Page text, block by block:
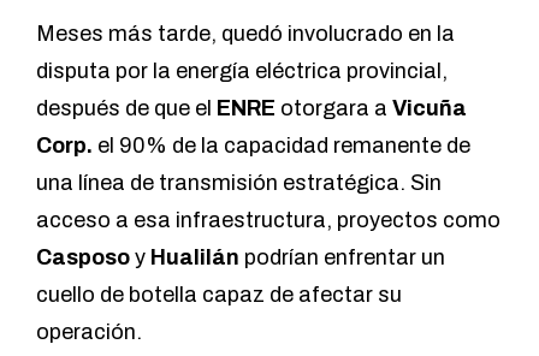
Meses más tarde, quedó involucrado en la
disputa por la energía eléctrica provincial,
después de que el ENRE otorgara a Vicuña
Corp. el 90% de la capacidad remanente de
una línea de transmisión estratégica. Sin
acceso a esa infraestructura, proyectos como
Casposo y Hualilán podrían enfrentar un
cuello de botella capaz de afectar su
operación.